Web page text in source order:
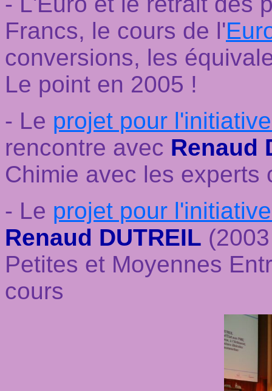
Francs, le cours de l'
conversions, les
Le point en 2005 !
- Le projet pour
rencontre avec Renaud
Chimie avec les experts
- Le projet pour
Renaud DUTREIL
Petites et Moyennes
cours